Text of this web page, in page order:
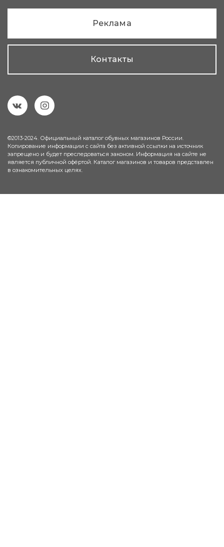
Реклама
Контакты
©2013-2024. Официальный каталог обувных магазинов России.
Копирование информации с сайта без активной ссылки на источник
запрещено и будет преследоваться законом. Информация на сайте не
является публичной офёртой. Каталог магазинов и товаров представлен
в ознакомительных целях.